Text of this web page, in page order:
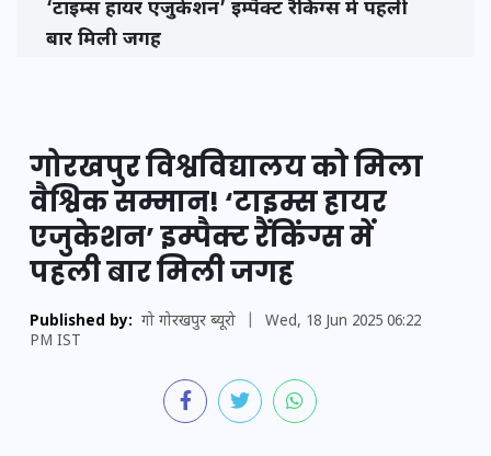
‘टाइम्स हायर एजुकेशन’ इम्पैक्ट रैंकिंग्स में पहली
बार मिली जगह
गोरखपुर विश्वविद्यालय को मिला
वैश्विक सम्मान! ‘टाइम्स हायर
एजुकेशन’ इम्पैक्ट रैंकिंग्स में
पहली बार मिली जगह
Published by: गो गोरखपुर ब्यूरो
Wed, 18 Jun 2025 06:22
PM IST